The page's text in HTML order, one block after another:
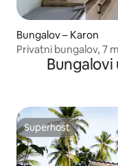
Bungalov – Karon
Privatni bungalov, 7
Bungalovi
Superhost
Superhost